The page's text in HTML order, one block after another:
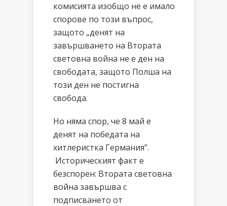
комисията изобщо не е имало
спорове по този въпрос,
защото „денят на
завършването на Втората
световна война не е ден на
свободата, защото Полша на
този ден не постигна
свобода.
Но няма спор, че 8 май е
денят на победата на
хитлеристка Германия”.
Историческият факт е
безспорен: Втората световна
война завършва с
подписването от